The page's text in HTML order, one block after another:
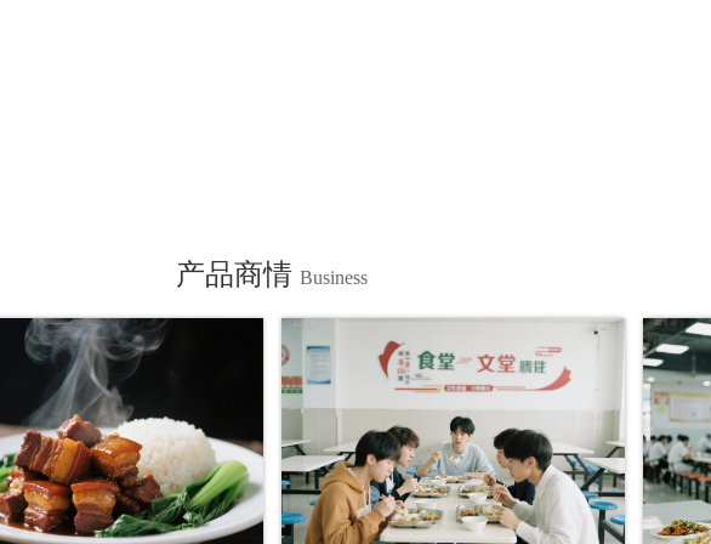
产品商情 Business